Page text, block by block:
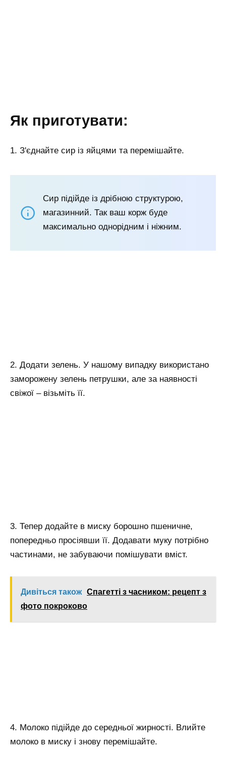
Як приготувати:
1. З'єднайте сир із яйцями та перемішайте.
Сир підійде із дрібною структурою,
магазинний. Так ваш корж буде
максимально однорідним і ніжним.
2. Додати зелень. У нашому випадку використано
заморожену зелень петрушки, але за наявності
свіжої – візьміть її.
3. Тепер додайте в миску борошно пшеничне,
попередньо просіявши її. Додавати муку потрібно
частинами, не забуваючи помішувати вміст.
Дивіться також Спагетті з часником: рецепт з
фото покроково
4. Молоко підійде до середньої жирності. Влийте
молоко в миску і знову перемішайте.